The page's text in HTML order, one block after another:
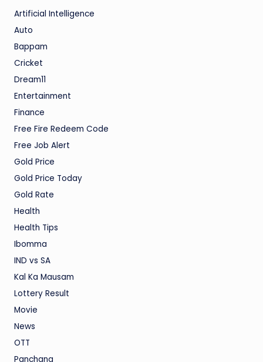
Artificial Intelligence
Auto
Bappam
Cricket
Dream11
Entertainment
Finance
Free Fire Redeem Code
Free Job Alert
Gold Price
Gold Price Today
Gold Rate
Health
Health Tips
Ibomma
IND vs SA
Kal Ka Mausam
Lottery Result
Movie
News
OTT
Panchang